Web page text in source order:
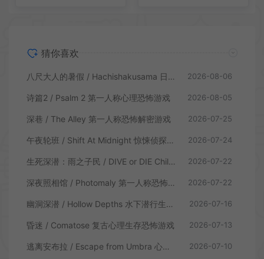
猜你喜欢
八尺大人的暑假 / Hachishakusama 日式温情恐怖游戏 2026-08-06
诗篇2 / Psalm 2 第一人称心理恐怖游戏 2026-08-05
深巷 / The Alley 第一人称恐怖解密游戏 2026-07-25
午夜轮班 / Shift At Midnight 惊悚侦探恐怖游戏 2026-07-24
生死深潜：雨之子民 / DIVE or DIE Children of Rain 恐怖生存探索游戏 2026-07-22
深夜照相馆 / Photomaly 第一人称恐怖游戏 2026-07-22
幽洞深潜 / Hollow Depths 水下潜行生存游戏 2026-07-16
昏迷 / Comatose 复古心理生存恐怖游戏 2026-07-13
逃离安布拉 / Escape from Umbra 心理生存恐怖解谜游戏 2026-07-10